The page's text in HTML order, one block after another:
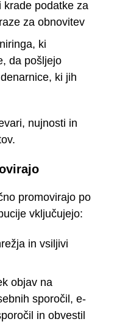
krade podatke za
za obnovitev
ki
da pošljejo
ki jih
nujnosti in
promovirajo po
vključujejo:
in vsiljivi
objav na
sporočil, e-
in obvestil